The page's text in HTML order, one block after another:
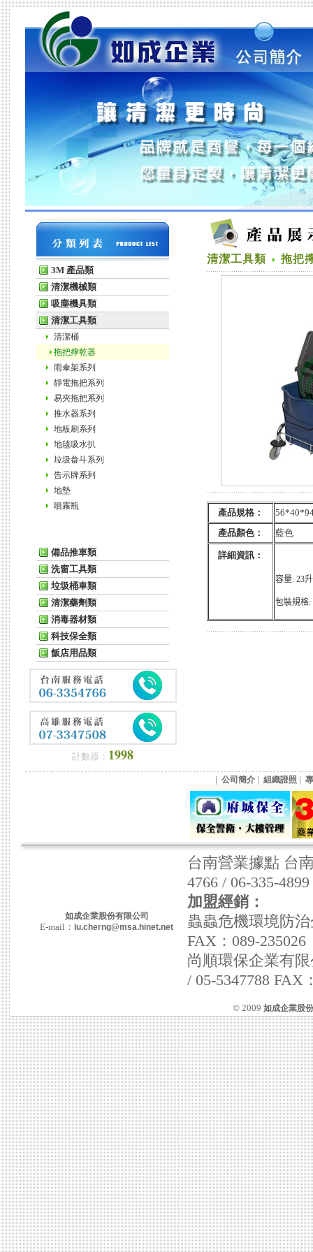
3M 產品類
清潔機械類
吸塵機具類
清潔工具類
清潔桶
拖把擰乾器
雨傘架系列
靜電拖把系列
易夾拖把系列
推水器系列
地板刷系列
地毯吸水扒
垃圾畚斗系列
告示牌系列
地墊
噴霧瓶
備品推車類
洗窗工具類
垃圾桶車類
清潔藥劑類
消毒器材類
科技保全類
飯店用品類
計數器： 1998
清潔工具類 拖把
產品規格 ：
產品顏色： 藍色
詳細資訊 ：
容量: 23升
包裝規格:
| 公司簡介 | 組織證照 |
如成企業股份有限公司
E-mail： lu.cherng@msa.hinet.net
台南營業據點 台
4766 / 06-335-
加盟經銷：
蟲蟲危機環境防
FAX：089-235026
尚順環保企業有
/ 05-5347788 FAX
© 2009 如成企業股